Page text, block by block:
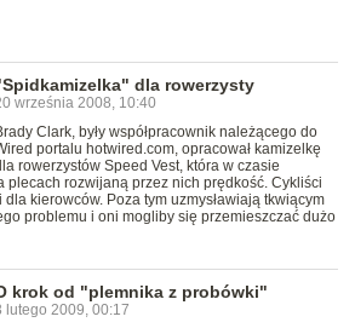
dla rowerzysty
września 2008, 10:40
Clark, były współpracownik należącego do
portalu hotwired.com, opracował kamizelkę
rowerzystów Speed Vest, która w czasie
plecach rozwijaną przez nich prędkość. Cykliści
kierowców. Poza tym uzmysławiają tkwiącym
problemu i oni mogliby się przemieszczać dużo
krok od "plemnika z probówki"
lutego 2009, 00:17